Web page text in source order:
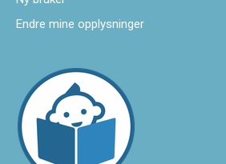
Endre mine opplysninger